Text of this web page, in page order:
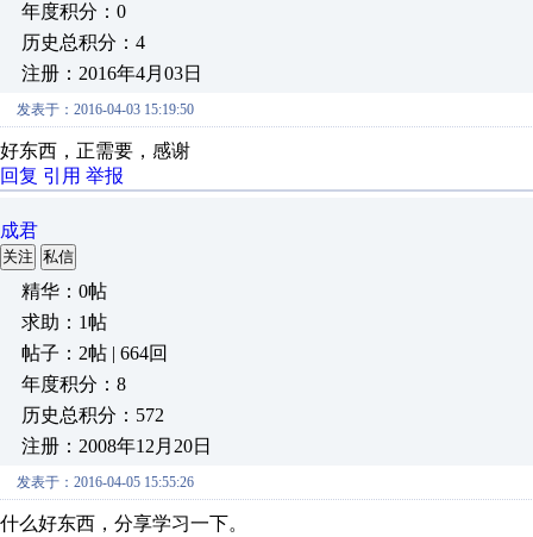
年度积分：0
历史总积分：4
注册：2016年4月03日
发表于：2016-04-03 15:19:50
好东西，正需要，感谢
回复 引用 举报
成君
关注 私信
精华：0帖
求助：1帖
帖子：2帖 | 664回
年度积分：8
历史总积分：572
注册：2008年12月20日
发表于：2016-04-05 15:55:26
什么好东西，分享学习一下。